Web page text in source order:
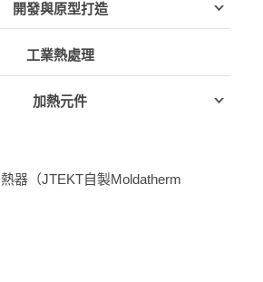
開發與原型打造
工業熱處理
加熱元件
器（JTEKT自製Moldatherm